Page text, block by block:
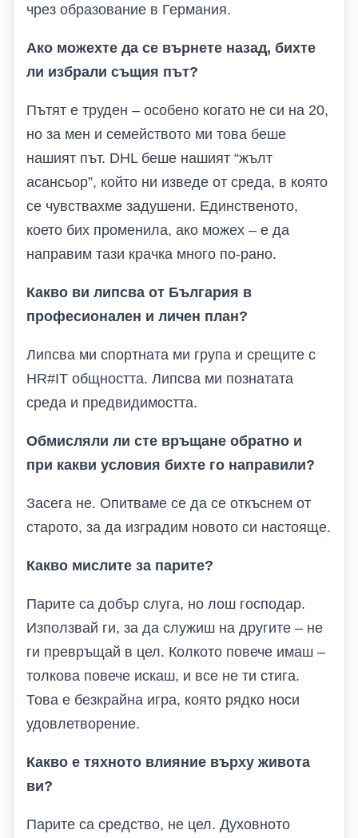
чрез образование в Германия.
Ако можехте да се върнете назад, бихте
ли избрали същия път?
Пътят е труден – особено когато не си на 20,
но за мен и семейството ми това беше
нашият път. DHL беше нашият “жълт
асансьор”, който ни изведе от среда, в която
се чувствахме задушени. Единственото,
което бих променила, ако можех – е да
направим тази крачка много по-рано.
Какво ви липсва от България в
професионален и личен план?
Липсва ми спортната ми група и срещите с
HR#IT общността. Липсва ми познатата
среда и предвидимостта.
Обмисляли ли сте връщане обратно и
при какви условия бихте го направили?
Засега не. Опитваме се да се откъснем от
старото, за да изградим новото си настояще.
Какво мислите за парите?
Парите са добър слуга, но лош господар.
Използвай ги, за да служиш на другите – не
ги превръщай в цел. Колкото повече имаш –
толкова повече искаш, и все не ти стига.
Това е безкрайна игра, която рядко носи
удовлетворение.
Какво е тяхното влияние върху живота
ви?
Парите са средство, не цел. Духовното